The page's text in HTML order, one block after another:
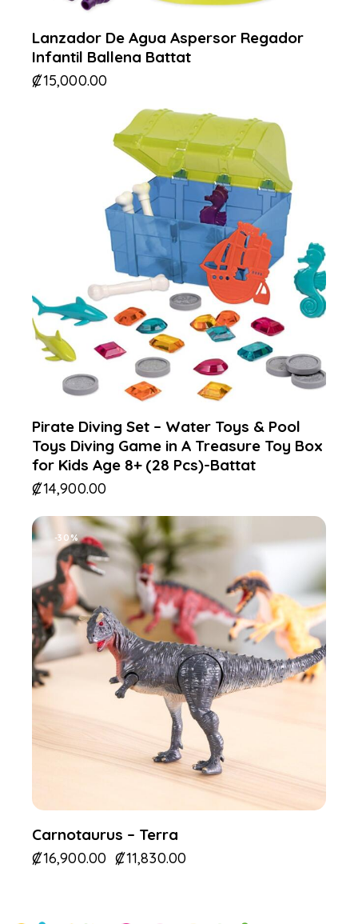
Lanzador De Agua Aspersor Regador
Infantil Ballena Battat
₡15,000.00
Pirate Diving Set – Water Toys & Pool
Toys Diving Game in A Treasure Toy Box
for Kids Age 8+ (28 Pcs)-Battat
₡14,900.00
-30%
Carnotaurus – Terra
₡16,900.00 ₡11,830.00